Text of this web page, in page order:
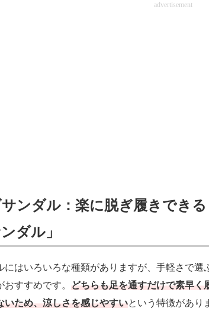
advertisement
ンダル：楽に脱ぎ履きでき
ダル」
はいろいろな種類がありますが、手軽さで選
おすすめです。 どちらも足を通すだけで素早く
いため、涼しさを感じやすいという特徴があり